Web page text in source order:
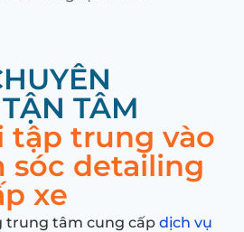
TÂM
tập trung vào
sóc detailing
xe
trung tâm cung cấp dịch vụ